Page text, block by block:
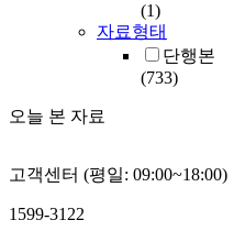
(1)
자료형태
단행본
(733)
오늘 본 자료
고객센터 (평일: 09:00~18:00)
1599-3122